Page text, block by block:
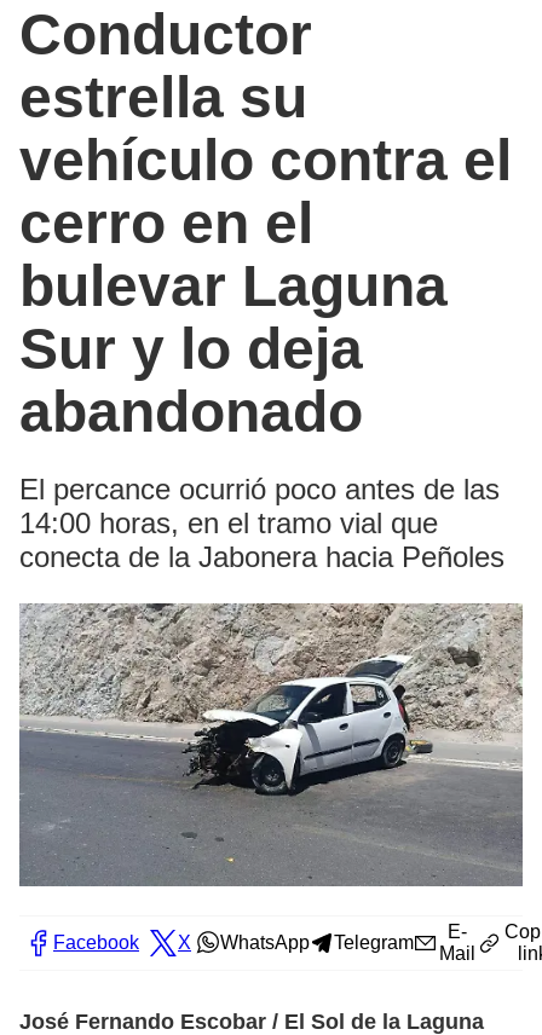
Conductor
estrella su
vehículo contra el
cerro en el
bulevar Laguna
Sur y lo deja
abandonado
El percance ocurrió poco antes de las
14:00 horas, en el tramo vial que
conecta de la Jabonera hacia Peñoles
Facebook X WhatsApp Telegram
E-
Mail
José Fernando Escobar / El Sol de la Laguna